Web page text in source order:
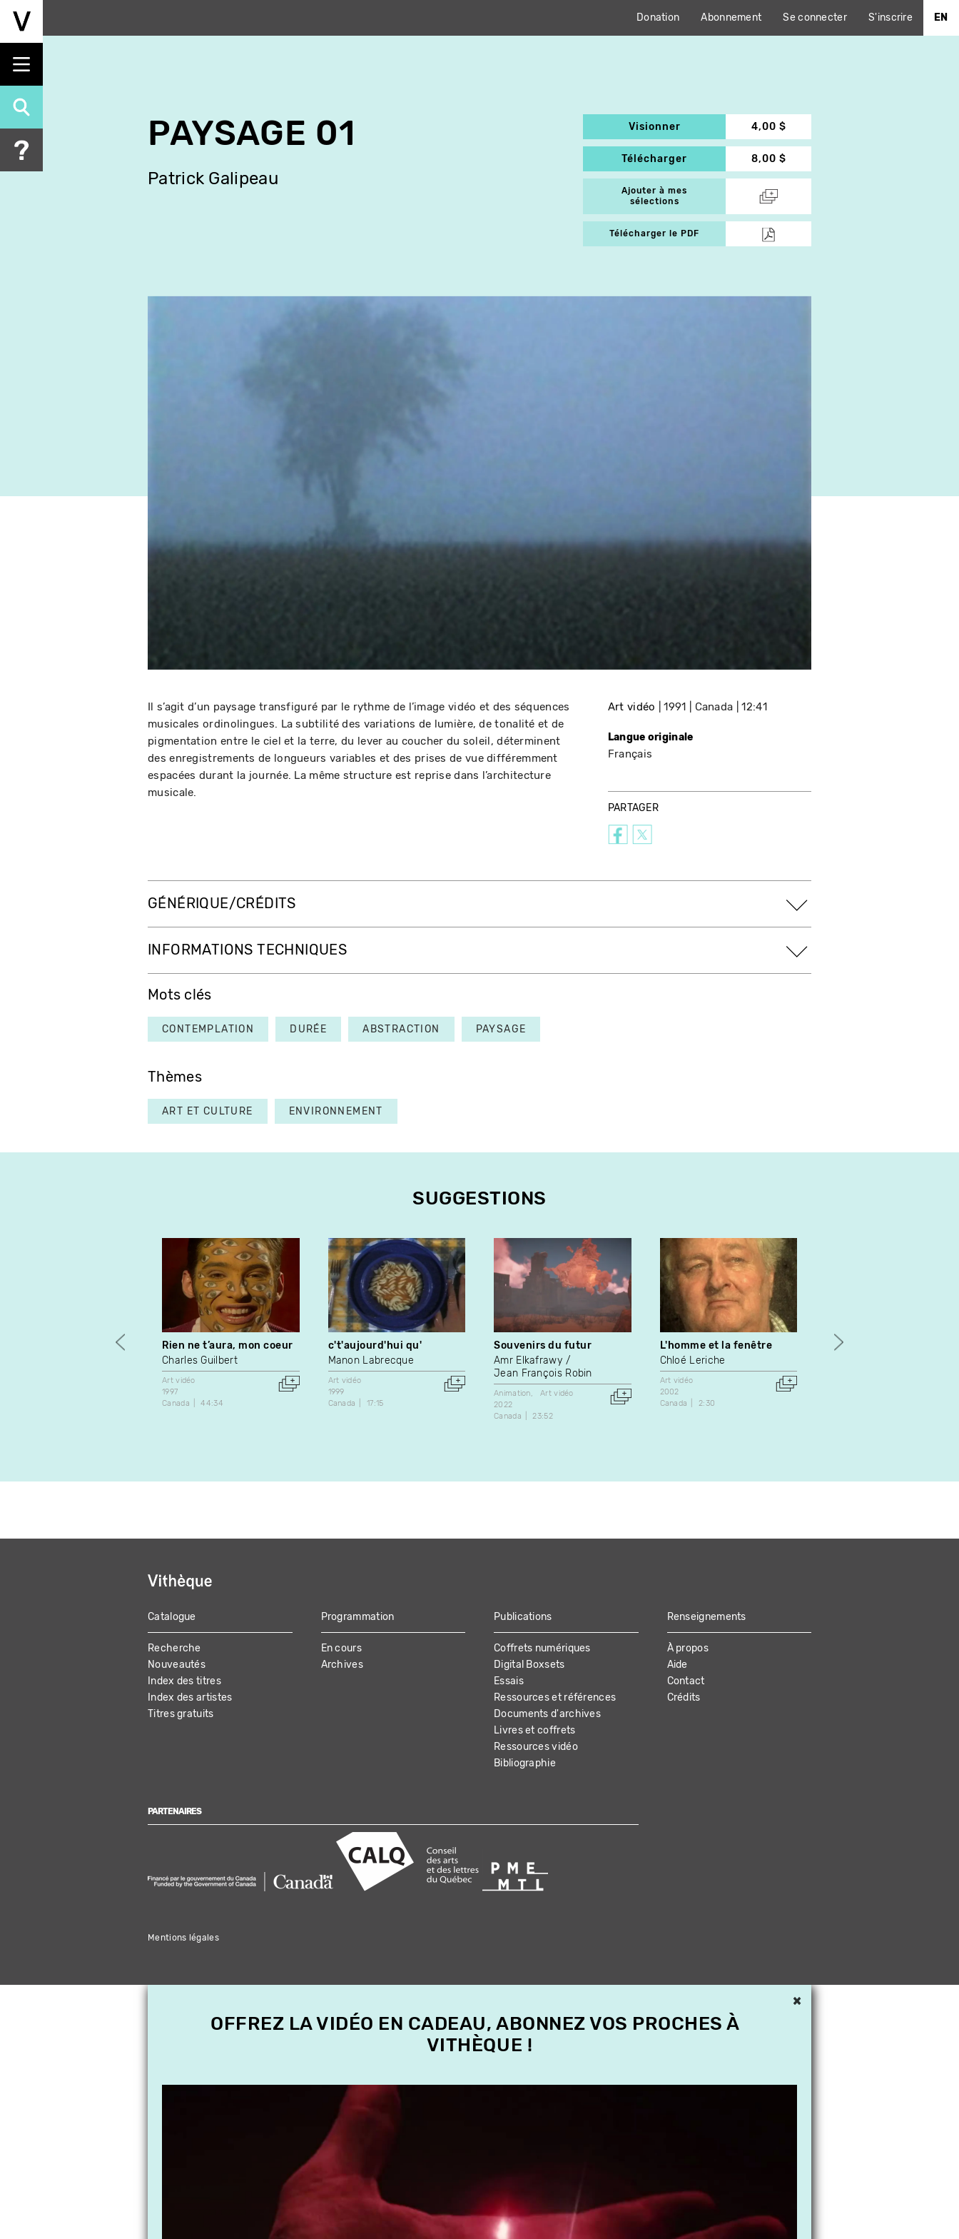
Aller
principal
Donation Abonnement Se connecter S'inscrire EN
PAYSAGE 01
Patrick Galipeau
Visionner 4,00 $
Télécharger 8,00 $
Ajouter à mes
sélections
Télécharger le PDF
Il s’agit d’un paysage transfiguré par le rythme de l’image vidéo et des séquences
musicales ordinolingues. La subtilité des variations de lumière, de tonalité et de
pigmentation entre le ciel et la terre, du lever au coucher du soleil, déterminent
des enregistrements de longueurs variables et des prises de vue différemment
espacées durant la journée. La même structure est reprise dans l’architecture
musicale.
Art vidéo 1991 Canada 12:41
Langue originale
Français
PARTAGER
GÉNÉRIQUE/CRÉDITS
INFORMATIONS TECHNIQUES
Mots clés
CONTEMPLATION DURÉE ABSTRACTION PAYSAGE
Thèmes
ART ET CULTURE ENVIRONNEMENT
SUGGESTIONS
Rien ne t’aura, mon coeur
Charles Guilbert
Art vidéo
1997
Canada
44:34
c't'aujourd'hui qu'
Manon Labrecque
Art vidéo
1999
Canada
17:15
Souvenirs du futur
Amr Elkafrawy
Jean François Robin
Animation
Art vidéo
2022
Canada
23:52
L'homme et la fenêtre
Chloé Leriche
Art vidéo
2002
Canada
2:30
The Garden of a Former
MAIN
NAVIGATION
Catalogue
Recherche
Nouveautés
Index des titres
Index des artistes
Titres gratuits
Programmation
En cours
Archives
Publications
Coffrets numériques
Digital Boxsets
Essais
Ressources et références
Documents d'archives
Livres et coffrets
Ressources vidéo
Bibliographie
Renseignements
À propos
Aide
Contact
Crédits
PARTENAIRES
Mentions légales
×
OFFREZ LA VIDÉO EN CADEAU, ABONNEZ VOS PROCHES À
VITHÈQUE !